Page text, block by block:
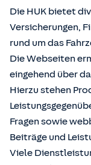
Die HUK bietet
Versicherungen,
rund um das
Die Webseiten
eingehend über
Hierzu stehen
Fragen sowie
Beiträge und
Viele